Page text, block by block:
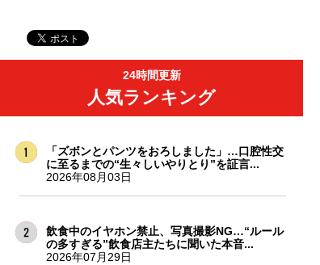
24時間更新
人気ランキング
「ズボンとパンツをおろしました」…口腔性交
に至るまでの“生々しいやりとり”を証言...
2026年08月03日
飲食中のイヤホン禁止、写真撮影NG…“ルール
の多すぎる”飲食店主たちに聞いた本音...
2026年07月29日